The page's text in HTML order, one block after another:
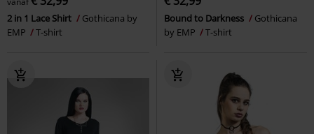
2 in 1 Lace Shirt
Gothicana by
EMP
T-shirt
Bound to Darkness
Gothicana
by EMP
T-shirt